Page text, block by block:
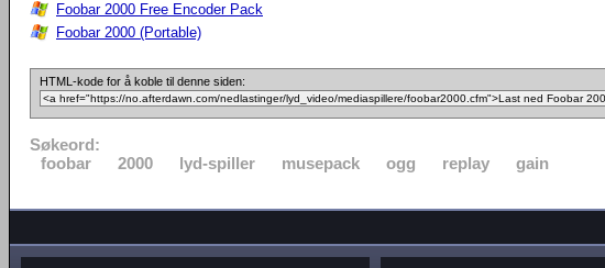
Foobar 2000 Free Encoder Pack
Foobar 2000 (Portable)
HTML-kode for å koble til denne siden:
Søkeord:
foobar
2000 lyd-spiller musepack ogg replay gain